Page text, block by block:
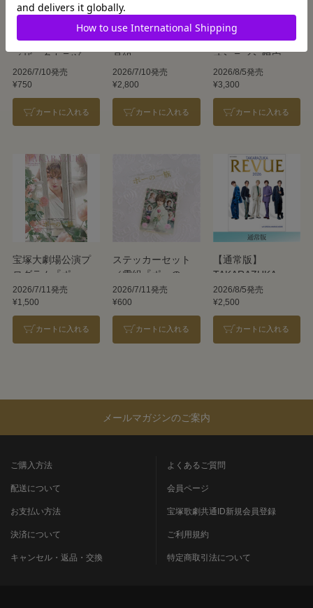
2L2枚組ブロマイド
／ザ・タカラヅカ
Ⅸ 月組
2026/7/10発売
¥750
カートに入れる
ザ・タカラヅカ Ⅸ
月組
2026/7/10発売
¥2,800
カートに入れる
【キャトルレーヴ
オンライン限定
版】TAKARAZUKA
REVUE 2026
2026/8/5発売
¥3,300
カートに入れる
宝塚大劇場公演プ
ログラム『ポーの
一族』＜雪組＞
2026/7/11発売
¥1,500
カートに入れる
ステッカーセット
／雪組『ポーの一
族』
2026/7/11発売
¥600
カートに入れる
【通常版】
TAKARAZUKA
REVUE 2026
2026/8/5発売
¥2,500
カートに入れる
メールマガジンのご案内
ご購入方法
配送について
お支払い方法
決済について
キャンセル・返品・交換
よくあるご質問
会員ページ
宝塚歌劇共通ID新規会員登録
ご利用規約
特定商取引法について